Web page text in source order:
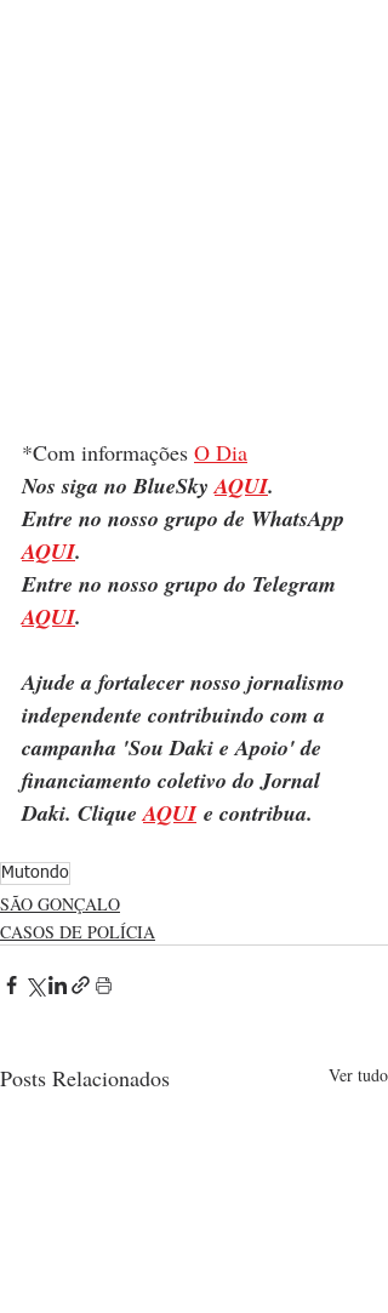
*Com informações O Dia
Nos siga no BlueSky AQUI.
Entre no nosso grupo de WhatsApp
AQUI.
Entre no nosso grupo do Telegram
AQUI.
Ajude a fortalecer nosso jornalismo
independente contribuindo com a
campanha 'Sou Daki e Apoio' de
financiamento coletivo do Jornal
Daki. Clique AQUI e contribua.
Mutondo
SÃO GONÇALO
CASOS DE POLÍCIA
Posts Relacionados Ver tudo